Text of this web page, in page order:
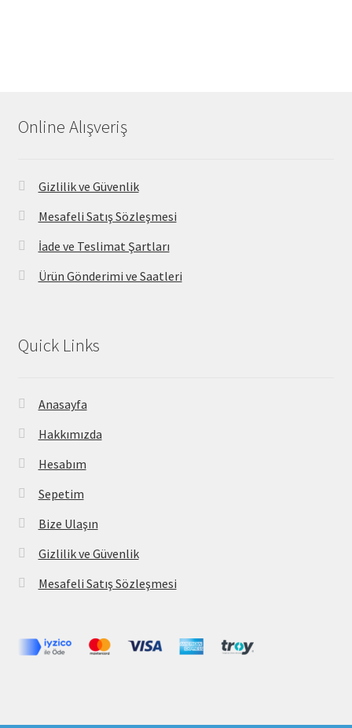
Online Alışveriş
Gizlilik ve Güvenlik
Mesafeli Satış Sözleşmesi
İade ve Teslimat Şartları
Ürün Gönderimi ve Saatleri
Quick Links
Anasayfa
Hakkımızda
Hesabım
Sepetim
Bize Ulaşın
Gizlilik ve Güvenlik
Mesafeli Satış Sözleşmesi